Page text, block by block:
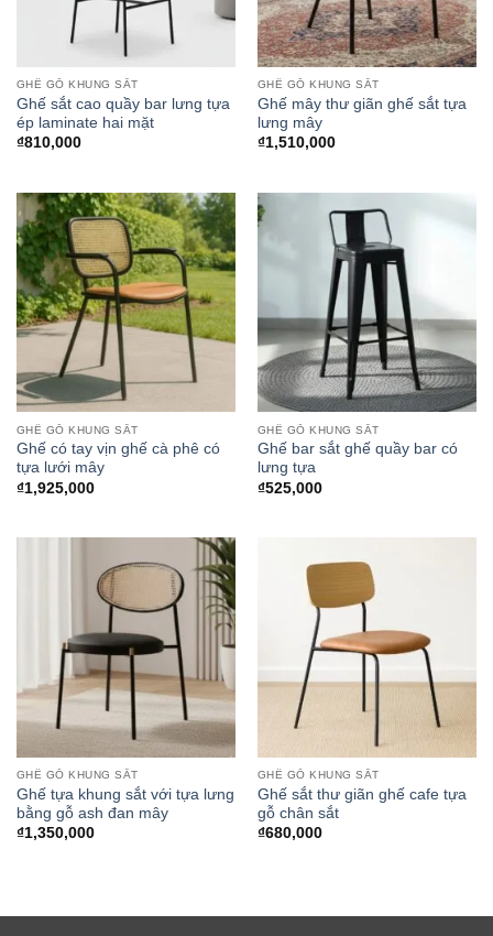
GHẾ GỖ KHUNG SẮT
Ghế sắt cao quầy bar lưng tựa
ép laminate hai mặt
₫810,000
GHẾ GỖ KHUNG SẮT
Ghế mây thư giãn ghế sắt tựa
lưng mây
₫1,510,000
GHẾ GỖ KHUNG SẮT
Ghế có tay vịn ghế cà phê có
tựa lưới mây
₫1,925,000
GHẾ GỖ KHUNG SẮT
Ghế bar sắt ghế quầy bar có
lưng tựa
₫525,000
GHẾ GỖ KHUNG SẮT
Ghế tựa khung sắt với tựa lưng
bằng gỗ ash đan mây
₫1,350,000
GHẾ GỖ KHUNG SẮT
Ghế sắt thư giãn ghế cafe tựa
gỗ chân sắt
₫680,000